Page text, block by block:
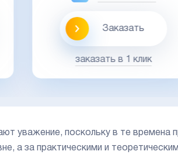
Заказать
заказать в 1 клик
уважение, поскольку в те времена
а за практическими и